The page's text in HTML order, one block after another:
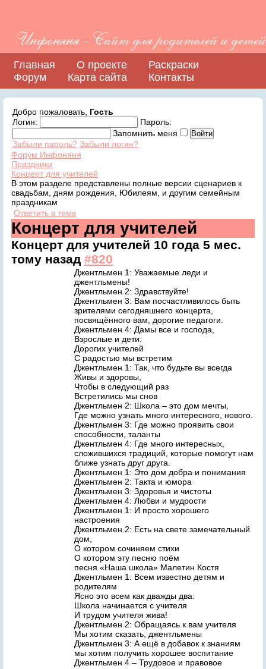
Инфоняня - Сайт для родителей и детей
Главная О проекте
Раскраски
Форум
Карта сайта Контакты
Добро пожаловать, Гость
Логин:
Пароль:
Запомнить меня
Забыли пароль? Забыли логин?
Форум Инфоняня
Праздники
Концерт для учителей
В этом разделе представлены полные версии сценариев к
свадьбам, дням рождения, Юбилеям, и другим семейным
праздникам
Ответить в теме
Концерт для учителей
Концерт для учителей 10 года 5 мес.
тому назад #820
Джентльмен 1: Уважаемые леди и
джентльмены!
Джентльмен 2: Здравствуйте!
Джентльмен 3: Вам посчастливилось быть
зрителями сегодняшнего концерта,
посвящённого вам, дорогие педагоги.
Джентльмен 4: Дамы все и господа,
Взрослые и дети:
Дорогих учителей
С радостью мы встретим
Джентльмен 1: Так, что будьте вы всегда
Живы и здоровы,
Чтобы в следующий раз
Встретились мы снов
Джентльмен 2: Школа – это дом мечты,
Где можно узнать много интересного, нового.
Джентльмен 3: Где можно проявить свои
способности, таланты
Джентльмен 4: Где много интересных,
сложившихся традиций, которые помогут нам
ближе узнать друг друга.
Джентльмен 1: Это дом добра и понимания
Джентльмен 2: Такта и юмора
Джентльмен 3: Здоровья и чистоты
Джентльмен 4: Любви и мудрости
Джентльмен 1: И просто хорошего
настроения
Джентльмен 2: Есть на свете замечательный
дом,
О котором сочиняем стихи
О котором эту песню поём
песня «Наша школа» Малетин Костя
Джентльмен 1: Всем известно детям и
родителям
Ясно это всем как дважды два:
Школа начинается с учителя
И трудом учителя жива!
Джентльмен 2: Обращаясь к вам учителя
Мы хотим сказать, джентльмены
Джентльмен 3: А ещё в добавок к знаниям
мы хотим получить хорошее воспитание
Джентльмен 4 – Трудовое и правовое